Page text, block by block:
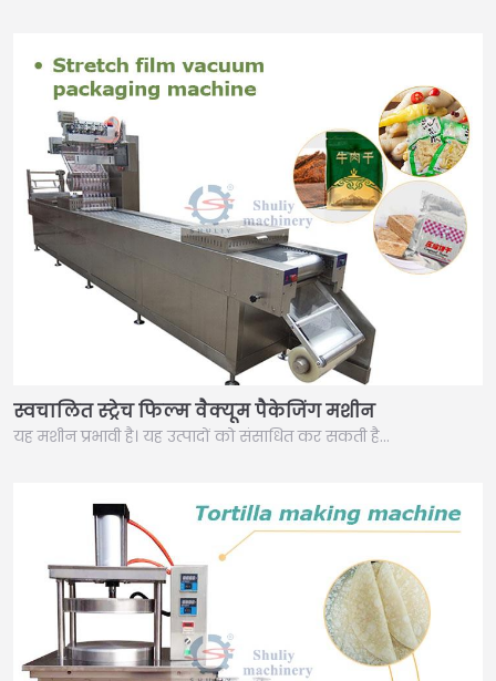
स्वचालित स्ट्रेच फिल्म वैक्यूम पैकेजिंग मशीन
यह मशीन प्रभावी है। यह उत्पादों को संसाधित कर सकती है…